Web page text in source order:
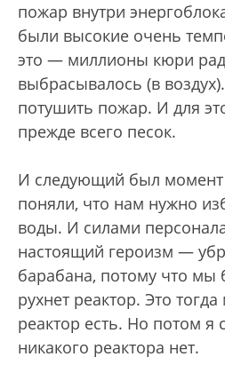
пожар внутри
были высокие очень
это — миллионы кюри
выбрасывалось (в
потушить пожар. И для
прежде всего песок.
И следующий был
поняли, что нам нужно
воды. И силами
настоящий героизм —
барабана, потому что мы
рухнет реактор. Это
реактор есть. Но потом я
никакого реактора нет.